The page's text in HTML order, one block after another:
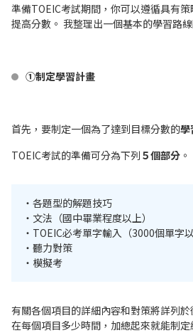
準備TOEIC考試期間，你可以遵循具有
提高分數。 我整理出一個基本的學習路
①制定學習計畫
首先，要制定一個為了達到目標分數的學
TOEIC考試的準備可分為下列 ５個部分 。
・各題型的解題技巧
・文法（國中畢業程度以上）
・TOEIC必考單字輸入（3000個單字以
・聽力對策
・模擬考
有關各個項目的詳細內容和對策將詳列
在每個項目多少時間，加總起來就能制定